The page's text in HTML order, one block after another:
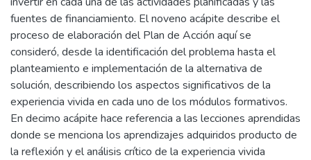
fuentes de financiamiento. El noveno acápite describe el
proceso de elaboración del Plan de Acción aquí se
consideró, desde la identificación del problema hasta el
planteamiento e implementación de la alternativa de
solución, describiendo los aspectos significativos de la
experiencia vivida en cada uno de los módulos formativos.
En decimo acápite hace referencia a las lecciones aprendidas
donde se menciona los aprendizajes adquiridos producto de
la reflexión y el análisis crítico de la experiencia vivida